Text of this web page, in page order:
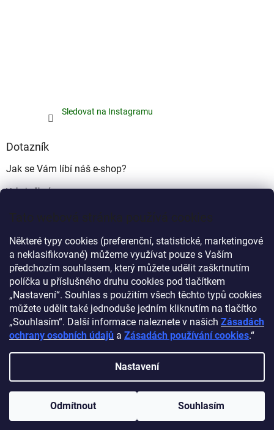
Tato webová stránka používá cookies
Některé typy cookies (preferenční, statistické, marketingové
a neklasifikované) můžeme využívat pouze s Vaším
předchozím souhlasem, který můžete udělit zaškrtnutím
políčka u příslušného druhu cookies pod tlačítkem
„Nastavení“. Souhlas s použitím všech těchto typů cookies
můžete udělit také jednoduše jedním kliknutím na tlačítko
„Souhlasím“. Další informace naleznete v našich Zásadách
ochrany osobních údajů a Zásadách používání cookies.“
Nastavení
Odmítnout Souhlasím
Sledovat na Instagramu
Dotazník
Jak se Vám líbí náš e-shop?
Velmi pěkný
Ujde to
Nelíbí se mi
Počet hlasů:340
Myprovas.cz Obchodnawebu.cz
Vytvořil Shoptet
Copyright 2026Obchodnawebu . Všechna práva vyhrazena.